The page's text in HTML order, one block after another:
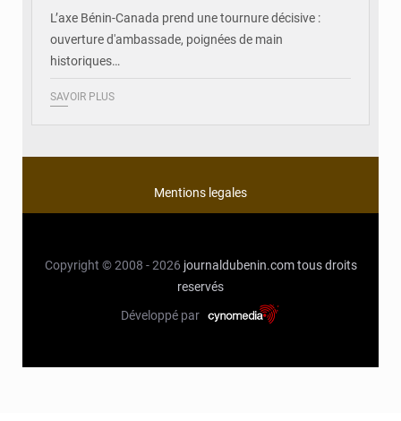
L’axe Bénin-Canada prend une tournure décisive :
ouverture d'ambassade, poignées de main
historiques…
SAVOIR PLUS
Mentions legales
Copyright © 2008 - 2026 journaldubenin.com tous droits
reservés
Développé par